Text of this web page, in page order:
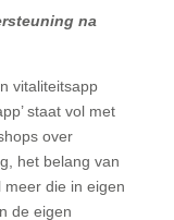
na
vitaliteitsapp
staat vol met
over
het belang van
die in eigen
de eigen